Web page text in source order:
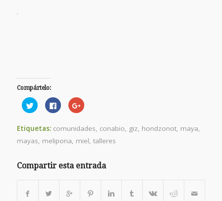
.
Compártelo:
Haz
clic
en
Twitter
(Se
abre
ventana
nueva)
Haz
clic
en
Facebook
(Se
abre
ventana
nueva)
Haz
clic
en
Google+
(Se
abre
ventana
nueva)
Etiquetas: comunidades, conabio, giz, hondzonot, maya,
mayas, melipona, miel, talleres
Compartir esta entrada